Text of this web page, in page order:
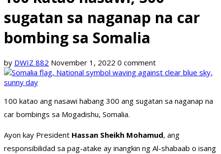
sugatan sa naganap na car
bombing sa Somalia
by DWIZ 882 November 1, 2022 0 comment
100 katao ang nasawi habang 300 ang sugatan sa naganap na
car bombings sa Mogadishu, Somalia.
Ayon kay President Hassan Sheikh Mohamud, ang
responsibilidad sa pag-atake ay inangkin ng Al-shabaab o isang